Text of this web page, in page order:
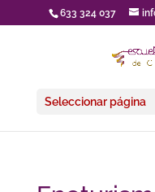
633 324 037
Seleccionar página